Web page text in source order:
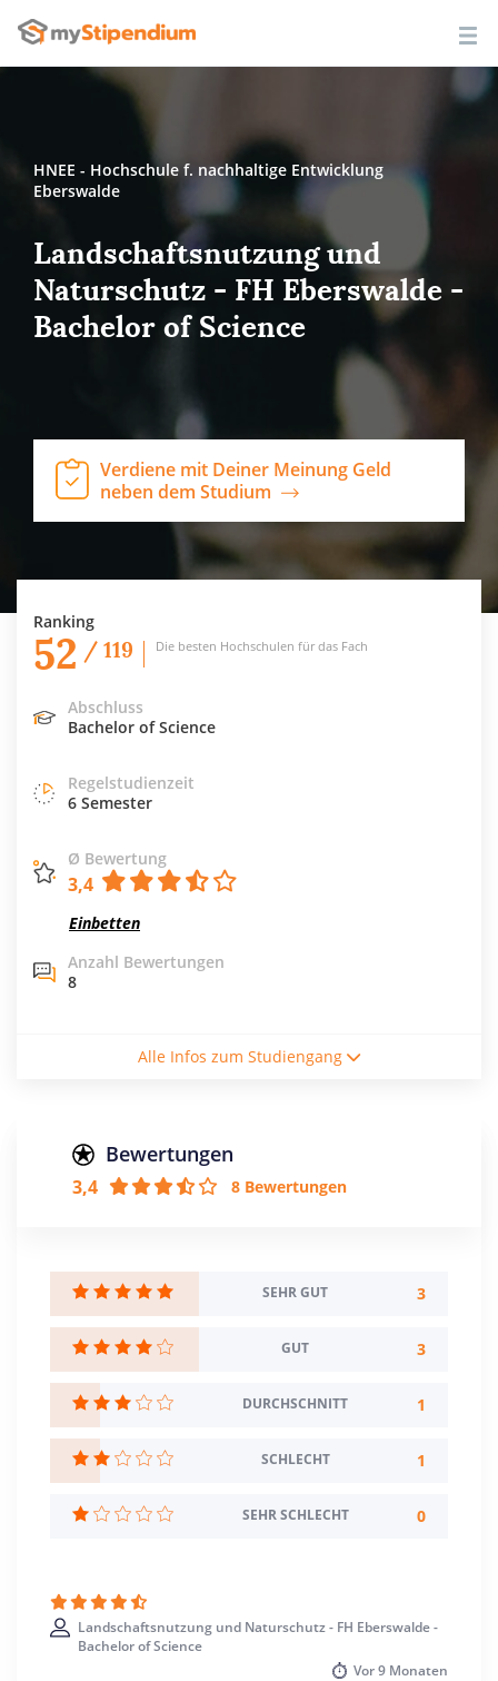
HNEE - Hochschule f. nachhaltige Entwicklung
Eberswalde
Landschaftsnutzung und
Naturschutz - FH Eberswalde -
Bachelor of Science
Verdiene mit Deiner Meinung Geld
neben dem Studium
Ranking
52 / 119 Die besten Hochschulen für das Fach
Abschluss
Bachelor of Science
Regelstudienzeit
6 Semester
Ø Bewertung
3,4
Einbetten
Anzahl Bewertungen
8
Vollzeitstudium
Zulassungsbeschränkung
Creditpoints
180
Regelstudienzeit
6 Semester
Sprache
Deutsch
Englisch
Studienbeginn
Standort
Eberswalde >> Barnim
Alle Infos zum Studiengang
Bewertungen
3,4 8 Bewertungen
SEHR GUT 3
GUT 3
DURCHSCHNITT 1
SCHLECHT 1
SEHR SCHLECHT 0
Landschaftsnutzung und Naturschutz - FH Eberswalde -
Bachelor of Science
Vor9 Monaten